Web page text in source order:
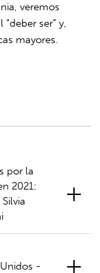
veremos
ser” y,
mayores.
por la
2021:
-